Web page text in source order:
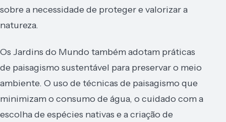
sobre a necessidade de proteger e valorizar a
natureza.
Os Jardins do Mundo também adotam práticas
de paisagismo sustentável para preservar o meio
ambiente. O uso de técnicas de paisagismo que
minimizam o consumo de água, o cuidado com a
escolha de espécies nativas e a criação de